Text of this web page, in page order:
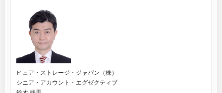
ピュア・ストレージ・ジャパン（株）
シニア・アカウント・エグゼクティブ